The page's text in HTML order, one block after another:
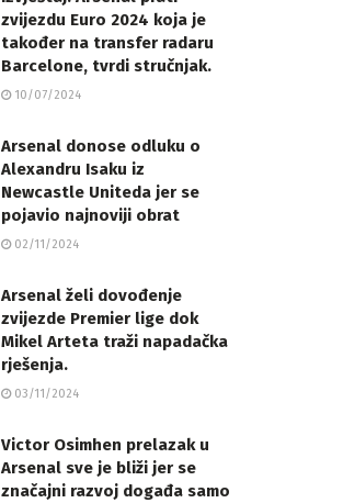
zvijezdu Euro 2024 koja je
također na transfer radaru
Barcelone, tvrdi stručnjak.
10/07/2024
Arsenal donose odluku o
Alexandru Isaku iz
Newcastle Uniteda jer se
pojavio najnoviji obrat
02/11/2024
Arsenal želi dovođenje
zvijezde Premier lige dok
Mikel Arteta traži napadačka
rješenja.
03/11/2024
Victor Osimhen prelazak u
Arsenal sve je bliži jer se
značajni razvoj događa samo